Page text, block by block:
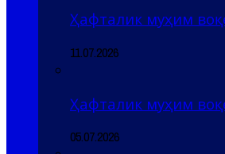
Ҳафталик муҳим
11.07.2026
Ҳафталик муҳим
05.07.2026